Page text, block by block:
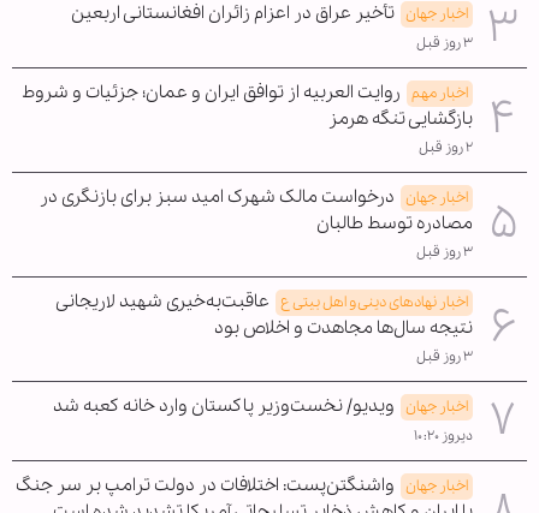
اخبار جهان تأخیر عراق در اعزام زائران افغانستانی اربعین
۳ روز قبل
اخبار مهم روایت العربیه از توافق ایران و عمان؛ جزئیات و شروط
بازگشایی تنگه هرمز
۲ روز قبل
اخبار جهان درخواست مالک شهرک امید سبز برای بازنگری در
مصادره توسط طالبان
۳ روز قبل
اخبار نهادهای دینی و اهل بیتی ع عاقبت‌به‌خیری شهید لاریجانی
نتیجه سال‌ها مجاهدت و اخلاص بود
۳ روز قبل
اخبار جهان ویدیو/ نخست‌وزیر پاکستان وارد خانه کعبه شد
دیروز ۱۰:۲۰
اخبار جهان واشنگتن‌پست: اختلافات در دولت ترامپ بر سر جنگ